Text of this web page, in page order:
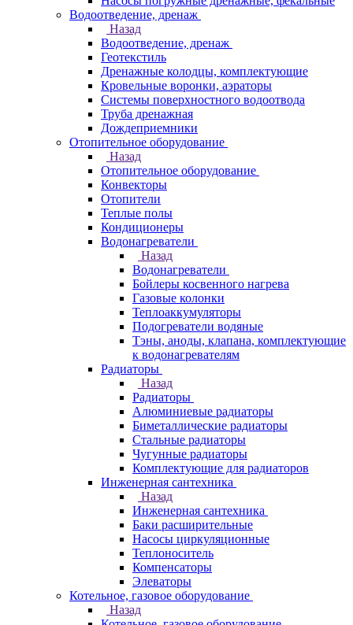
Водоотведение, дренаж
Назад
Водоотведение, дренаж
Геотекстиль
Дренажные колодцы, комплектующие
Кровельные воронки, аэраторы
Системы поверхностного водоотвода
Труба дренажная
Дождеприемники
Отопительное оборудование
Назад
Отопительное оборудование
Конвекторы
Отопители
Теплые полы
Кондиционеры
Водонагреватели
Назад
Водонагреватели
Бойлеры косвенного нагрева
Газовые колонки
Теплоаккумуляторы
Подогреватели водяные
Тэны, аноды, клапана, комплектующие
к водонагревателям
Радиаторы
Назад
Радиаторы
Алюминиевые радиаторы
Биметаллические радиаторы
Стальные радиаторы
Чугунные радиаторы
Комплектующие для радиаторов
Инженерная сантехника
Назад
Инженерная сантехника
Баки расширительные
Насосы циркуляционные
Теплоноситель
Компенсаторы
Элеваторы
Котельное, газовое оборудование
Назад